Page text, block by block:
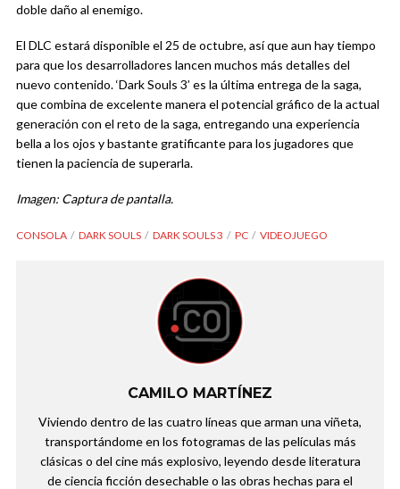
doble daño al enemigo.
El DLC estará disponible el 25 de octubre, así que aun hay tiempo
para que los desarrolladores lancen muchos más detalles del
nuevo contenido. ‘Dark Souls 3’ es la última entrega de la saga,
que combina de excelente manera el potencial gráfico de la actual
generación con el reto de la saga, entregando una experiencia
bella a los ojos y bastante gratificante para los jugadores que
tienen la paciencia de superarla.
Imagen: Captura de pantalla.
CONSOLA DARK SOULS DARK SOULS 3 PC VIDEOJUEGO
CAMILO MARTÍNEZ
Viviendo dentro de las cuatro líneas que arman una viñeta,
transportándome en los fotogramas de las películas más
clásicas o del cine más explosivo, leyendo desde literatura
de ciencia ficción desechable o las obras hechas para el